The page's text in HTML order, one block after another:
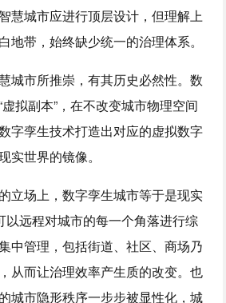
慧城市应进行顶层设计，但理解上
地带，始终缺少统一的治理体系。
城市所推崇，有其历史必然性。数
拟副本”，在不改变城市物理空间
字孪生技术打造出对应的虚拟数字
实世界的镜像。
立场上，数字孪生城市等于是现实
以远程对城市的每一个角落进行综
中管理，包括街道、社区、商场乃
从而让治理效率产生质的改变。也
城市隐形秩序一步步被显性化，城